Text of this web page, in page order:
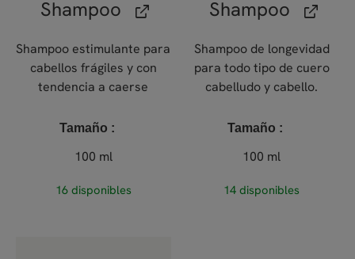
Shampoo
Shampoo estimulante para
cabellos frágiles y con
tendencia a caerse
Tamaño
100 ml
16 disponibles
Shampoo
Shampoo de longevidad
para todo tipo de cuero
cabelludo y cabello.
Tamaño
100 ml
14 disponibles